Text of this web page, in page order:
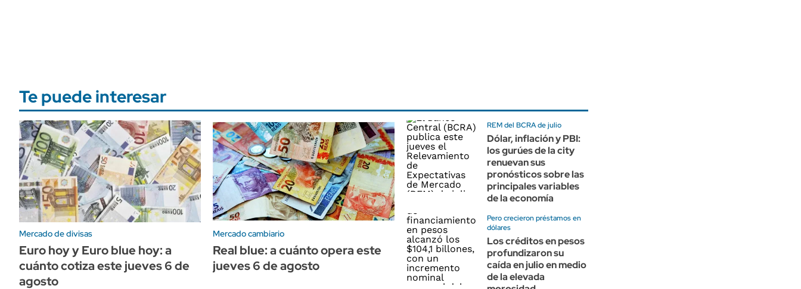
Te puede interesar
Mercado de divisas
Euro hoy y Euro blue hoy: a
cuánto cotiza este jueves 6 de
agosto
Mercado cambiario
Real blue: a cuánto opera este
jueves 6 de agosto
REM del BCRA de julio
Dólar, inflación y PBI:
los gurúes de la city
renuevan sus
pronósticos sobre las
principales variables
de la economía
Pero crecieron préstamos en
dólares
Los créditos en pesos
profundizaron su
caída en julio en medio
de la elevada